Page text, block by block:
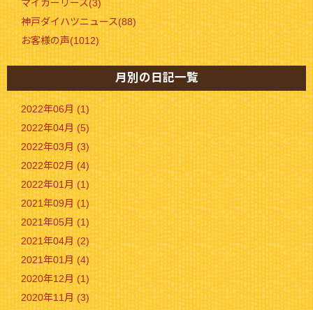
マイカーリース(3)
神戸ダイハツニュース(88)
お客様の声(1012)
月別の日記一覧
2022年06月 (1)
2022年04月 (5)
2022年03月 (3)
2022年02月 (4)
2022年01月 (1)
2021年09月 (1)
2021年05月 (1)
2021年04月 (2)
2021年01月 (4)
2020年12月 (1)
2020年11月 (3)